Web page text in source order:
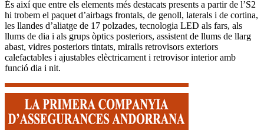
És així que entre els elements més destacats presents a partir de l’S2
hi trobem el paquet d’airbags frontals, de genoll, laterals i de cortina,
les llandes d’aliatge de 17 polzades, tecnologia LED als fars, als
llums de dia i als grups òptics posteriors, assistent de llums de llarg
abast, vidres posteriors tintats, miralls retrovisors exteriors
calefactables i ajustables elèctricament i retrovisor interior amb
funció dia i nit.